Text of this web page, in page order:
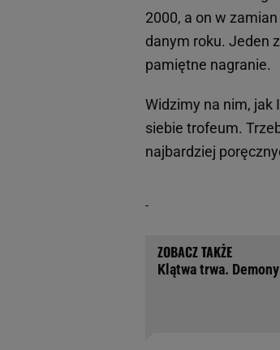
2000, a on w
danym roku. Jeden
pamiętne nagranie.
Widzimy na nim, jak
siebie trofeum.
najbardziej
Klątwa trwa.